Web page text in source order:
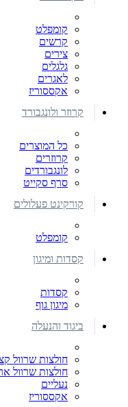
קומפלט
קרשים
צירים
גלגלים
לאגרים
אקססוריז
קרוזר ולונגבורד
כל המוצרים
קרוזרים
לונגבורדים
סרף סקייט
קורקינט פעלולים
קומפלט
קסדות ומיגון
קסדות
מיגון גוף
ביגוד והנעלה
חולצות שרוול
חולצות שרוול
נעליים
אקססוריז